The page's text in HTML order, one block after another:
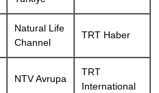
Natural Life
Channel
TRT Haber
NTV Avrupa
TRT
International